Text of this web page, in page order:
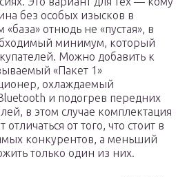
без особых изысков в
отнюдь не «пустая», в
минимум, который
Можно добавить к
«Пакет 1»
охлаждаемый
и подогрев передних
в этом случае комплектация
от того, что стоит в
конкурентов, а меньший
только один из них.